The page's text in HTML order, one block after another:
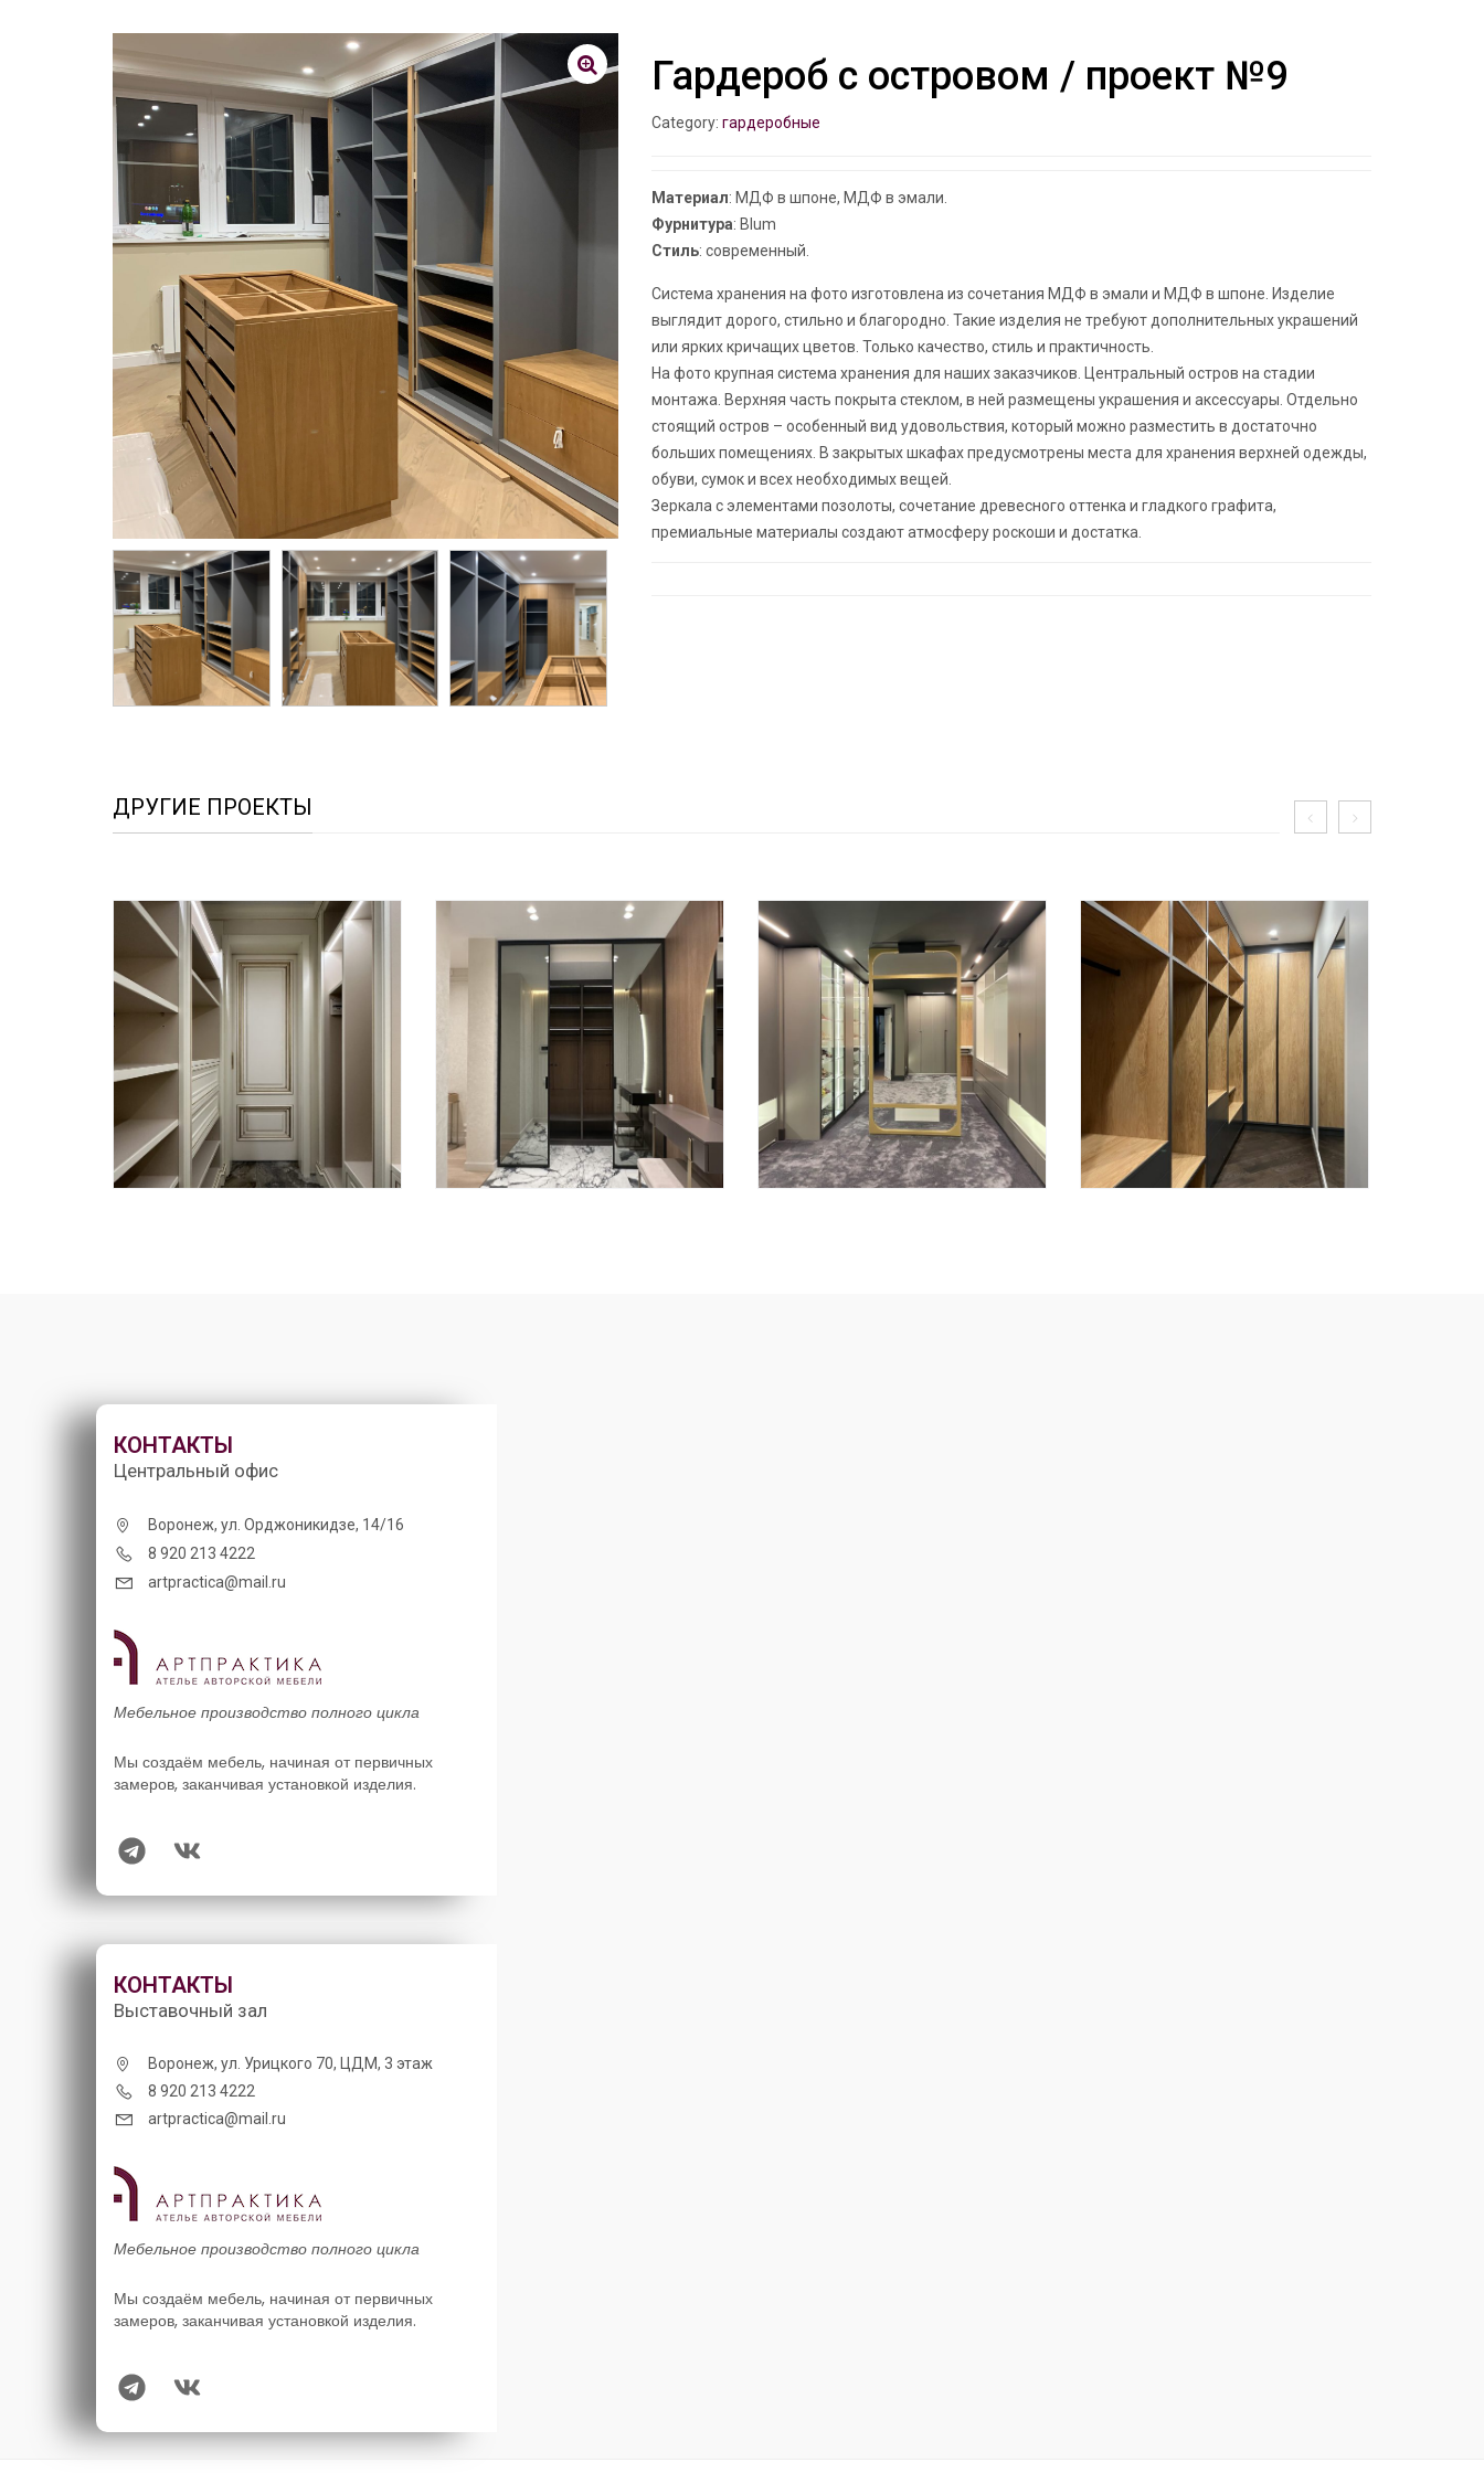
Гардероб с островом / проект №9
Category: гардеробные
Материал: МДФ в шпоне, МДФ в эмали.
Фурнитура: Blum
Стиль: современный.
Система хранения на фото изготовлена из сочетания МДФ в эмали и МДФ в шпоне. Изделие
выглядит дорого, стильно и благородно. Такие изделия не требуют дополнительных украшений
или ярких кричащих цветов. Только качество, стиль и практичность.
На фото крупная система хранения для наших заказчиков. Центральный остров на стадии
монтажа. Верхняя часть покрыта стеклом, в ней размещены украшения и аксессуары. Отдельно
стоящий остров – особенный вид удовольствия, который можно разместить в достаточно
больших помещениях. В закрытых шкафах предусмотрены места для хранения верхней одежды,
обуви, сумок и всех необходимых вещей.
Зеркала с элементами позолоты, сочетание древесного оттенка и гладкого графита,
премиальные материалы создают атмосферу роскоши и достатка.
ДРУГИЕ ПРОЕКТЫ
КОНТАКТЫ
Центральный офис
Воронеж, ул. Орджоникидзе, 14/16
8 920 213 4222
artpractica@mail.ru
Мебельное производство полного цикла
Мы создаём мебель, начиная от первичных
замеров, заканчивая установкой изделия.
КОНТАКТЫ
Выставочный зал
Воронеж, ул. Урицкого 70, ЦДМ, 3 этаж
8 920 213 4222
artpractica@mail.ru
Мебельное производство полного цикла
Мы создаём мебель, начиная от первичных
замеров, заканчивая установкой изделия.